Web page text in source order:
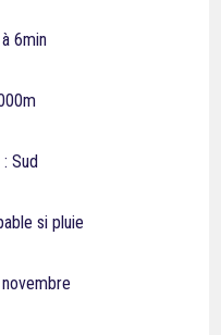
6min
: Sud
si pluie